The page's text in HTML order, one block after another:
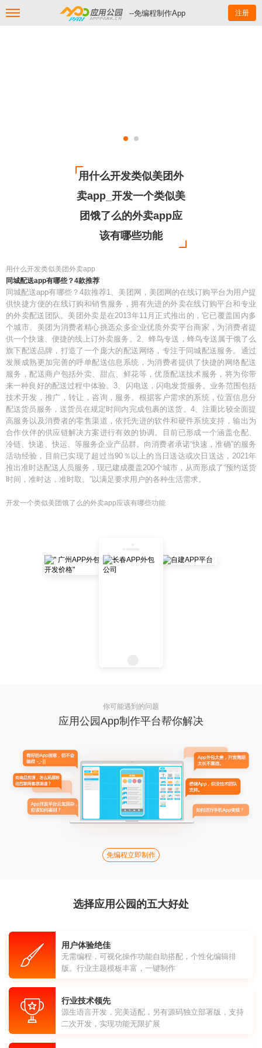
--免编程制作App 注册
用什么开发类似美团外
卖app_开发一个类似美
团饿了么的外卖app应
该有哪些功能
用什么开发类似美团外卖app
同城配送app有哪些？4款推荐
同城配送app有哪些？4款推荐1、美团网，美团网的在线订购平台为用户提
供快捷方便的在线订购和销售服务，拥有先进的外卖在线订购平台和专业
的外卖配送团队。美团外卖是在2013年11月正式推出的，它已覆盖国内多
个城市。美团为消费者精心挑选众多企业优质外卖平台商家，为消费者提
供一个快速、便捷的线上订外卖服务。2、蜂鸟专送，蜂鸟专送属于饿了么
旗下配送品牌，打造了一个庞大的配送网络，专注于同城配送服务。通过
发展成熟更加完善的呼单配送信息系统，为消费者提供了快捷的网络配送
服务，配送商户包括外卖、甜点、鲜花等，优质配送技术服务，将为你带
来一种良好的配送过程中体验。3、闪电送，闪电发货服务。业务范围包括
技术开发，推广，转让，咨询，服务。根据客户需求的系统，位置信息分
配送货员服务，送货员在规定时间内完成包裹的送货。4、注重比较全面提
高服务以及消费者的零售渠道，依托先进的软件和硬件系统支持，输出为
合作伙伴的供应链解决方案进行有效的协调。目前已形成一个涵盖仓配、
冷链、快递、快运、等服务企业产品群。向消费者承诺“快速，准确”的服务
活动经验，目前已实现了超过当90％以上的当日送达或次日送达，2021年
推出准时达配送人员服务，现已建成覆盖200个城市，从而形成了“预约送货
时间，准时达，准时取。”以满足要求用户的各种生活需求。
开发一个类似美团饿了么的外卖app应该有哪些功能
你可能遇到的问题
应用公园App制作平台帮你解决
免编程立即制作
选择应用公园的五大好处
用户体验绝佳
无需编程，可视化操作功能自助搭配，个性化编辑排
版。行业主题模板丰富，一键制作
行业技术领先
源生语言开发，完美适配，另有源码独立部署版，支持
二次开发，实现功能无限扩展